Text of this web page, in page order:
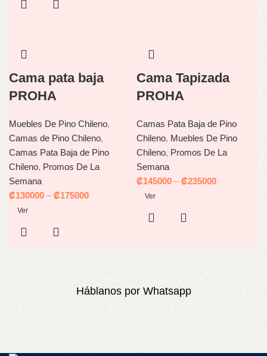
Cama pata baja
PROHA
Muebles De Pino Chileno,
Camas de Pino Chileno,
Camas Pata Baja de Pino
Chileno, Promos De La
Semana
₡130000 –₡175000
Ver
Cama Tapizada
PROHA
Camas Pata Baja de Pino
Chileno, Muebles De Pino
Chileno, Promos De La
Semana
₡145000 –₡235000
Ver
Háblanos por Whatsapp